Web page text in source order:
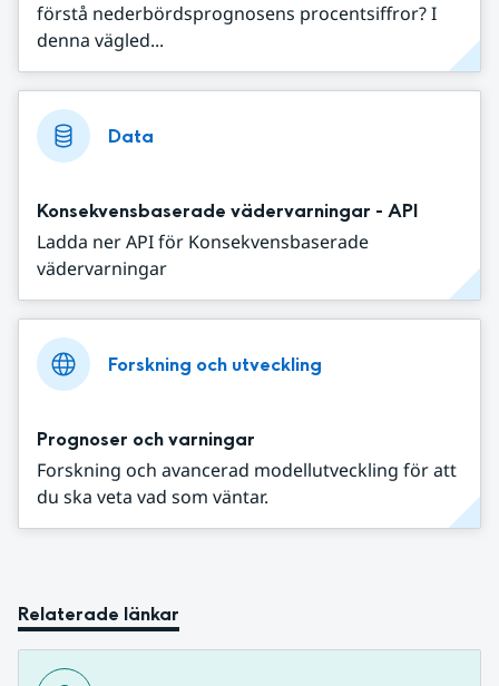
förstå nederbördsprognosens procentsiffror? I
denna vägled...
Data
Konsekvensbaserade vädervarningar - API
Ladda ner API för Konsekvensbaserade
vädervarningar
Forskning och utveckling
Prognoser och varningar
Forskning och avancerad modellutveckling för att
du ska veta vad som väntar.
Relaterade länkar